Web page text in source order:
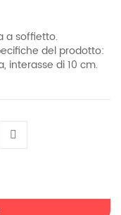
a soffietto.
del prodotto:
interasse di 10 cm.